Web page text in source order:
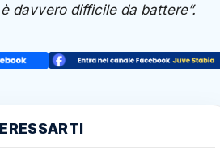
davvero difficile da battere”.